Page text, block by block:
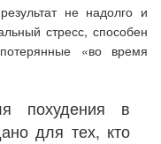
не надолго и
стресс, способен
«во время
похудения в
для тех, кто